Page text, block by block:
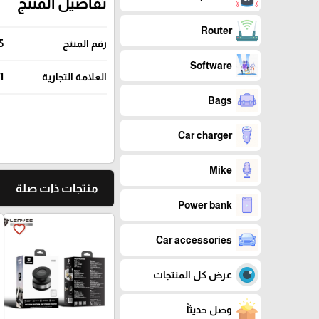
Router
Software
Bags
Car charger
Mike
Power bank
Car accessories
عرض كل المنتجات
وصل حديثاً
رقم المنتج
العلامة التجارية
منتجات ذات صلة
favorite_border